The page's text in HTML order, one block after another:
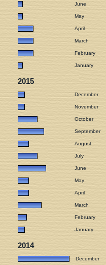
June
May
April
March
February
January
2015
December
November
October
September
August
July
June
May
April
March
February
January
2014
December